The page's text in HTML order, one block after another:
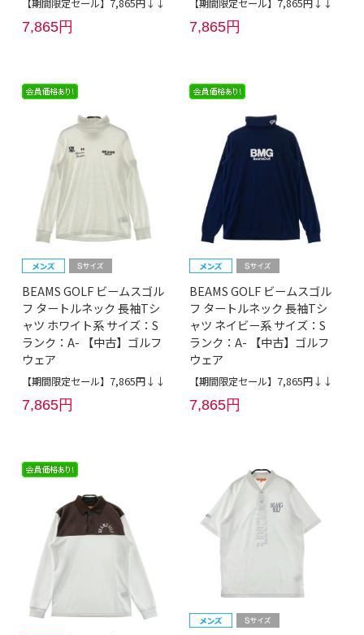
【期間限定セール】7,865円↓↓
7,865円
【期間限定セール】7,865円↓↓
7,865円
BEAMS GOLF ビームスゴル
フ タートルネック 長袖Tシ
ャツ ホワイト系 サイズ：S
ランク：A- 【中古】ゴルフ
ウェア
【期間限定セール】7,865円↓↓
7,865円
BEAMS GOLF ビームスゴル
フ タートルネック 長袖Tシ
ャツ ネイビー系 サイズ：S
ランク：A- 【中古】ゴルフ
ウェア
【期間限定セール】7,865円↓↓
7,865円